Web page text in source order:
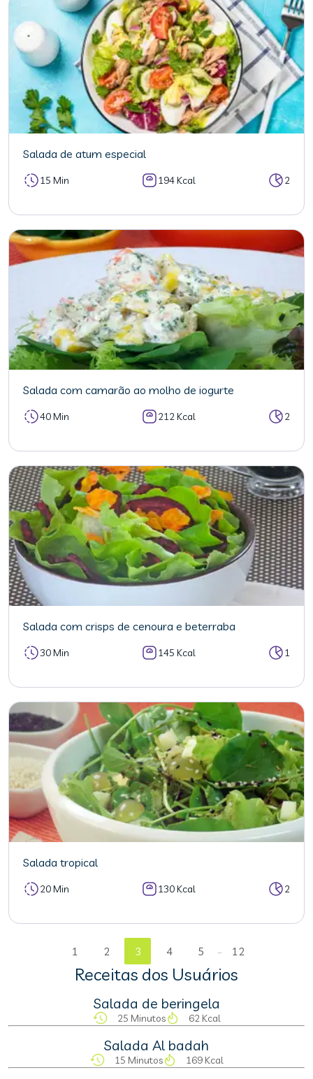
Salada de atum especial
15 Min 194 Kcal 2
Salada com camarão ao molho de iogurte
40 Min 212 Kcal 2
Salada com crisps de cenoura e beterraba
30 Min 145 Kcal 1
Salada tropical
20 Min 130 Kcal 2
1 2 3 4 5 ... 12
Receitas dos Usuários
Salada de beringela
25 Minutos 62 Kcal
Salada Al badah
15 Minutos 169 Kcal